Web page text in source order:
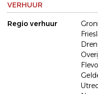
VERHUUR
Regio verhuur